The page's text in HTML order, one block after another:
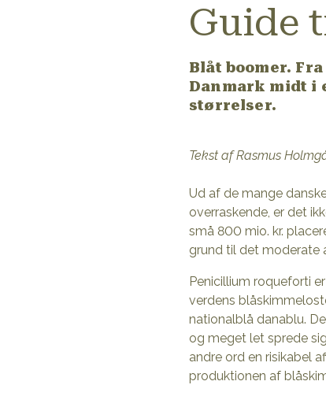
Guide
Blåt boomer.
Danmark midt i
størrelser.
Tekst af Rasmus
Ud af de mange
overraskende, er det
små 800 mio. kr.
grund til det moderate
Penicillium roqueforti
verdens
nationalblå danablu.
og meget let sprede
andre ord en risikabel
produktionen af